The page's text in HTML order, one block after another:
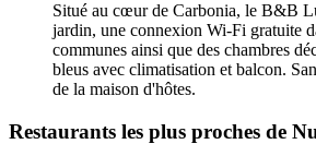
Situé au cœur de Carbonia, le B&B
jardin, une connexion Wi-Fi gratuite
communes ainsi que des chambres
bleus avec climatisation et balcon.
de la maison d'hôtes.
Restaurants les plus proches de